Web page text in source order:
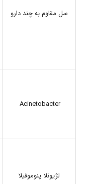
سل مقاوم به چند دارو
Acinetobacter
لژیونلا پنوموفیلا